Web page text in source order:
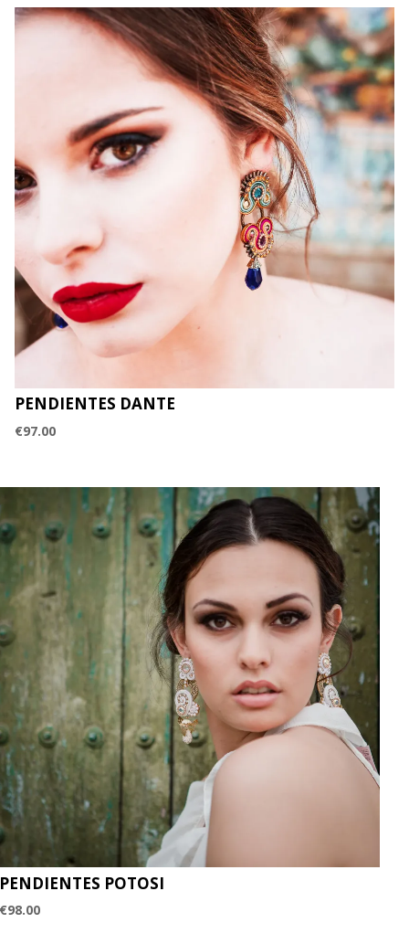
PENDIENTES DANTE
€97.00
PENDIENTES POTOSI
€98.00